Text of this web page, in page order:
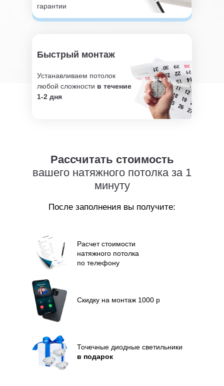
гарантии
Быстрый монтаж
Устанавливаем потолок
любой сложности в течение
1-2 дня
Рассчитать стоимость
вашего натяжного потолка за 1
минуту
Расчет стоимости
натяжного потолка
по телефону
Точечные диодные светильники
в подарок
Скидку на монтаж 1000 р
После заполнения вы получите: